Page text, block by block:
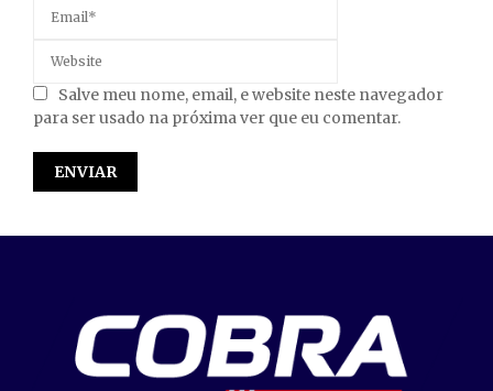
Salve meu nome, email, e website neste navegador
para ser usado na próxima ver que eu comentar.